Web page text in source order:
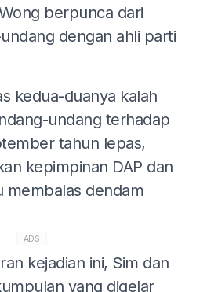
berpunca dari
dengan ahli parti
kedua-duanya kalah
undang terhadap
tahun lepas,
kepimpinan DAP dan
membalas dendam
ADS
kejadian ini, Sim dan
yang digelar